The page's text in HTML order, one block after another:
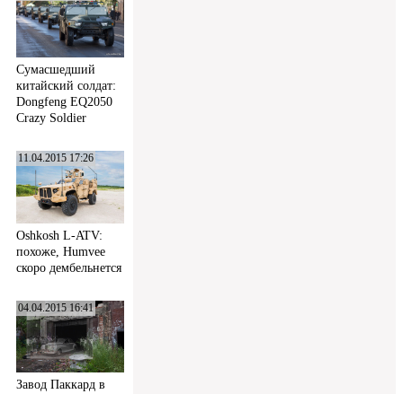
Сумасшедший
китайский солдат:
Dongfeng EQ2050
Crazy Soldier
11.04.2015 17:26
Oshkosh L-ATV:
похоже, Humvee
скоро дембельнется
04.04.2015 16:41
Завод Паккард в